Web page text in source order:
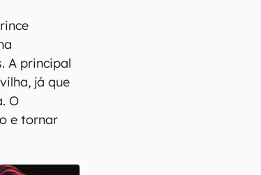
A principal
já que
O
e tornar